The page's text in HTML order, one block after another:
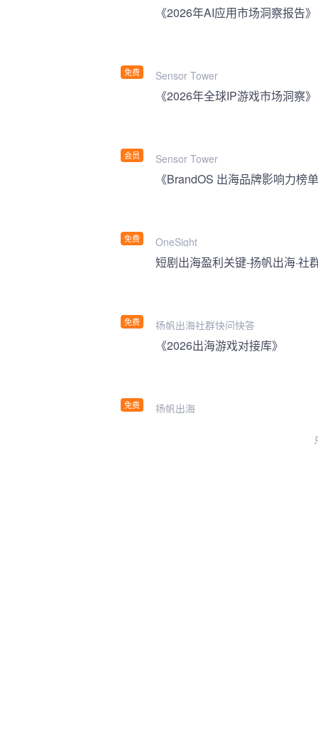
免费
《2026年AI应用市场洞察报告》
Sensor Tower
会员
《2026年全球IP游戏市场洞察》
Sensor Tower
免费
《BrandOS 出海品牌影响力榜
OneSight
免费
短剧出海盈利关键-扬帆出海·社
扬帆出海社群快问快答
免费
《2026出海游戏对接库》
扬帆出海